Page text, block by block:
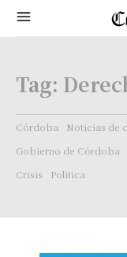
Tag:
Córdoba Noticias de
Gobierno de Córdoba
Crisis
Politica